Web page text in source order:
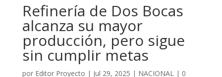
Refinería de Dos Bocas
alcanza su mayor
producción, pero sigue
sin cumplir metas
por Editor Proyecto | Jul 29, 2025 | NACIONAL| 0